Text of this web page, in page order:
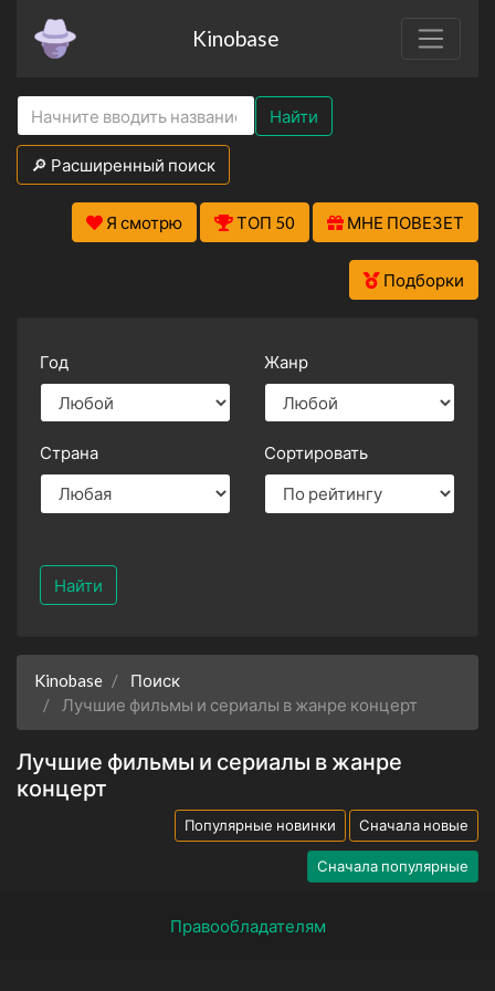
Kinobase
Найти
🔎 Расширенный поиск
Я смотрю ТОП 50 МНЕ ПОВЕЗЕТ
Подборки
Год Жанр
Страна Сортировать
Найти
Kinobase
Поиск
Лучшие фильмы и сериалы в жанре концерт
Лучшие фильмы и сериалы в жанре
концерт
Популярные новинки Сначала новые
Сначала популярные
Правообладателям